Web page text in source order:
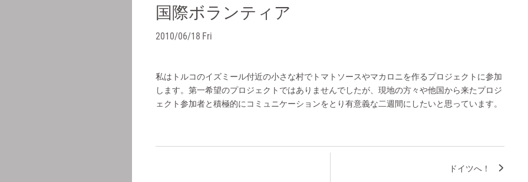
国際ボランティア
2010/06/18 Fri
私はトルコのイズミール付近の小さな村でトマトソースやマカロニを作るプロジェクトに参加
します。第一希望のプロジェクトではありませんでしたが、現地の方々や他国から来たプロジ
ェクト参加者と積極的にコミュニケーションをとり有意義な二週間にしたいと思っています。
ドイツへ！